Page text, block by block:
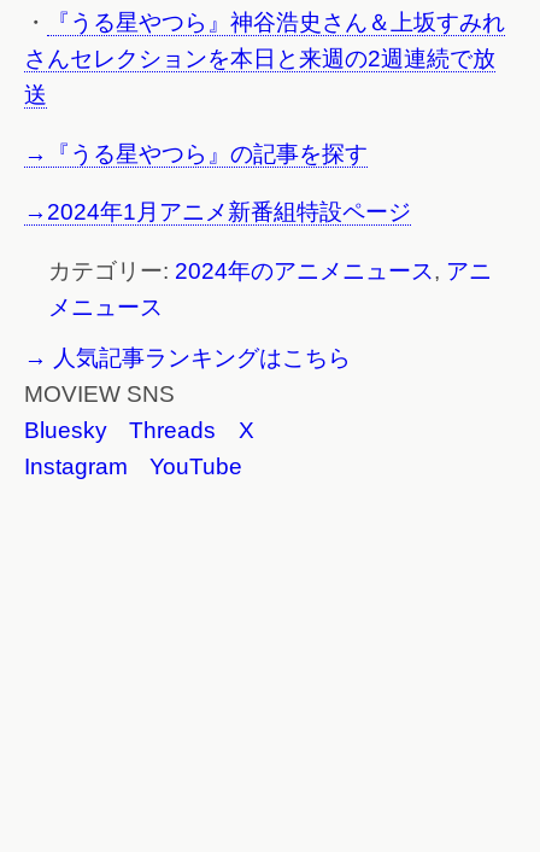
・
『うる星やつら』神谷浩史さん＆上坂すみれ
さんセレクションを本日と来週の2週連続で放
送
→『うる星やつら』の記事を探す
→2024年1月アニメ新番組特設ページ
カテゴリー: 2024年のアニメニュース, アニ
メニュース
→ 人気記事ランキングはこちら
MOVIEW SNS
Bluesky
Threads
X
Instagram
YouTube